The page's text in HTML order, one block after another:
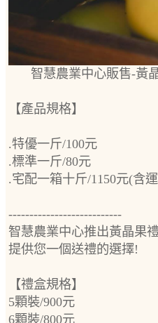
智慧農業中心販售-黃
【產品規格】
.特優一斤/100元
.標準一斤/80元
.宅配一箱十斤/1150元(含
---------------------------
智慧農業中心推出黃晶果
提供您一個送禮的選擇!
【禮盒規格】
5顆裝/900元
6顆裝/800元